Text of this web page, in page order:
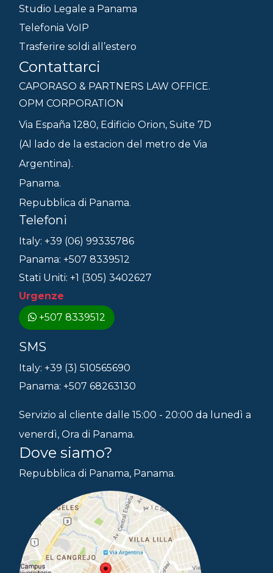
Studio Legale a Panama
Telefonia VoIP
Trasferire soldi all’estero
Contattarci
CAPORASO & PARTNERS LAW OFFICE.
OPM CORPORATION
Via España 1280, Edificio Orion, Suite 7D
(Al lado de la estacion del metro de Via
Argentina).
Panama.
Repubblica di Panama.
Telefoni
Italy: +39 (06) 99335786
Panama: +507 8339512
Stati Uniti: +1 (305) 3402627
Urgenze
+507 8339512
SMS
Italy: +39 (3) 510565690
Panama: +507 68263130
Servizio al cliente dalle 15:00 - 20:00 da lunedì a
venerdì, Ora di Panama.
Dove siamo?
Repubblica di Panama, Panama.